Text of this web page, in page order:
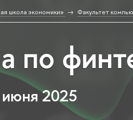
школа экономики» Факультет
по
2025